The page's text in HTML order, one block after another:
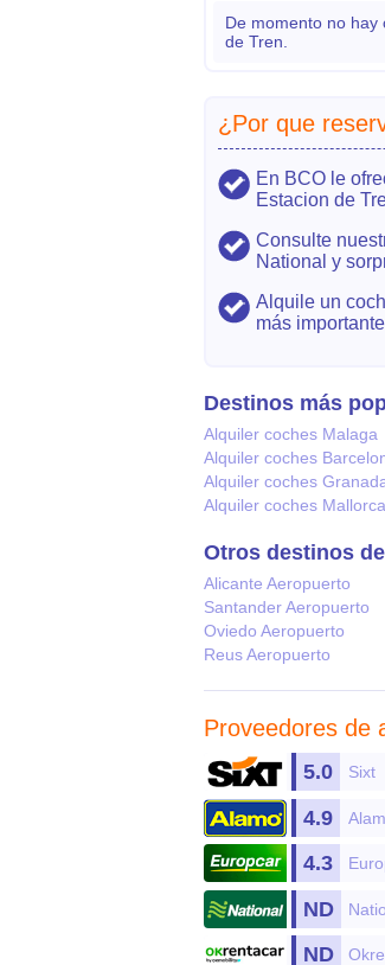
De momento no hay
de Tren.
¿Por que
En BCO le
Estacion de
Consulte
National y
Alquile un
más
Destinos más
Alquiler coches Malaga
Alquiler coches
Alquiler coches
Alquiler coches Mallorca
Otros destinos
Alicante Aeropuerto
Santander Aeropuerto
Oviedo Aeropuerto
Reus Aeropuerto
Proveedores de
Sixt
5.0
4.9
4.3
ND
ND